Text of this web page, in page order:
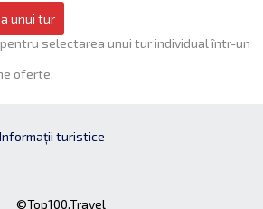
unui tur
selectarea unui tur individual într-un
oferte.
Informații turistice
©Top100.Travel